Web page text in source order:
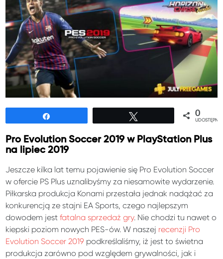
0
Pro Evolution Soccer 2019 w PlayStation Plus
na lipiec 2019
Jeszcze kilka lat temu pojawienie się Pro Evolution Soccer
w ofercie PS Plus uznalibyśmy za niesamowite wydarzenie.
Piłkarska produkcja Konami przestała jednak nadążać za
konkurencją ze stajni EA Sports, czego najlepszym
dowodem jestfatalna sprzedaż gry. Nie chodzi tu nawet o
kiepski poziom nowych PES-ów. W naszej recenzji Pro
Evolution Soccer 2019 podkreślaliśmy, iż jest to świetna
produkcja zarówno pod względem grywalności, jak i